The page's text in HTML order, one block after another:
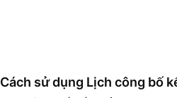
Cách sử dụng Lịch công bố